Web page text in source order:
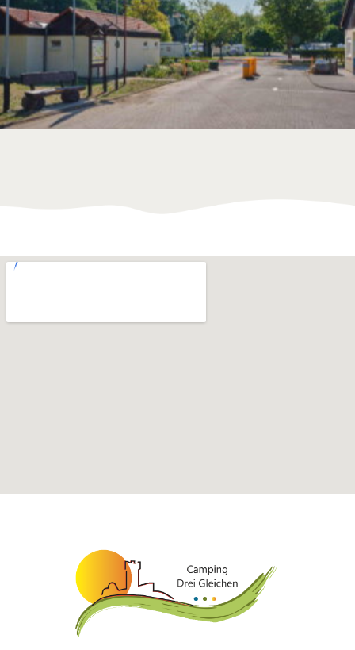
Die Ausstattung des Camping Drei Gleichen in Thüringen Links sieht man
das neu Sanitärgebäude, in der Mitte die Schranke der Einfahrt und
rechts das Rezeptionsgebäude mit SB-Terminal.